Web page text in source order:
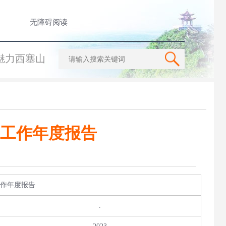
无障碍阅读
力西塞山
作年度报告
年度报告
.